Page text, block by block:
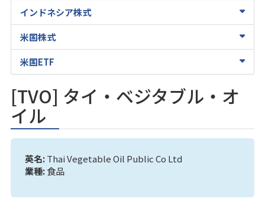
インドネシア株式
米国株式
米国ETF
[TVO] タイ・ベジタブル・オ
イル
英名:Thai Vegetable Oil Public Co Ltd
業種:食品